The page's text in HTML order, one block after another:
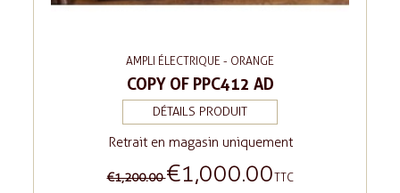
AMPLI ÉLECTRIQUE - ORANGE
COPY OF PPC412 AD
DÉTAILS PRODUIT
Retrait en magasin uniquement
Regular
€1,200.00Price
€1,000.00TTC